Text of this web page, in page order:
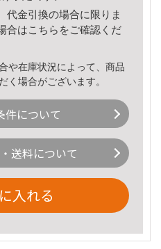
代金引換の場合に限りま
合はこちら をご確認くだ
や在庫状況によって、商品
く場合がございます。
件について
送料について
入れる